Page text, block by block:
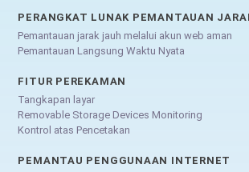
PERANGKAT LUNAK PEMANTAUAN
Pemantauan jarak jauh melalui akun web aman
Pemantauan Langsung Waktu Nyata
FITUR PEREKAMAN
Tangkapan layar
Removable Storage Devices Monitoring
Kontrol atas Pencetakan
PEMANTAU PENGGUNAAN INTERNET